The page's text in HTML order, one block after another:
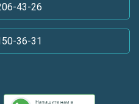
43-26
36-31